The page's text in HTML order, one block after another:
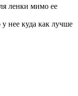
ленки мимо ее
нее куда как лучше